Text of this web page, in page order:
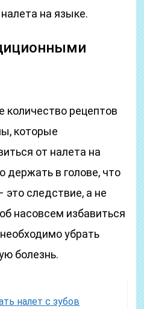
на языке.
количество рецептов
которые
от налета на
держать в голове, что
следствие, а не
насовсем избавиться
убрать
болезнь.
налет с зубов